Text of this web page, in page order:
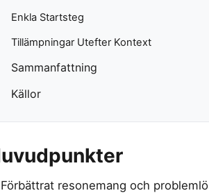
Enkla Startsteg
Tillämpningar Utefter Kontext
Sammanfattning
Källor
Förbättrat resonemang och